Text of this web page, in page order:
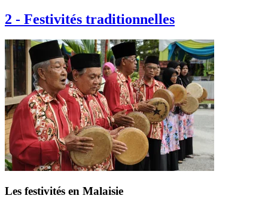
2 - Festivités traditionnelles
Les festivités en Malaisie